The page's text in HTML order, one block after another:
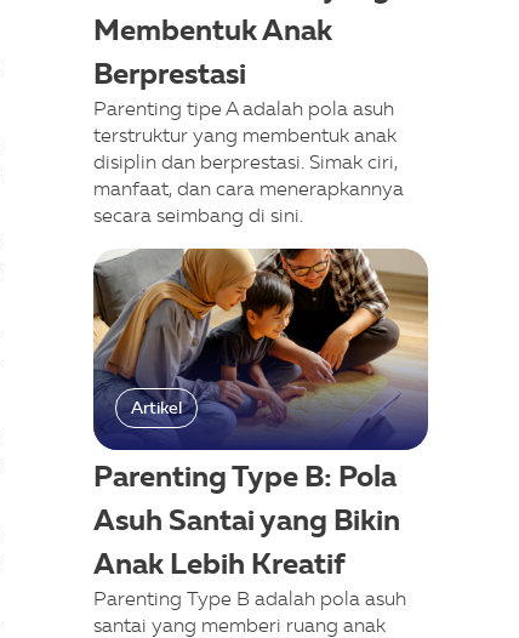
Membentuk Anak
Berprestasi
Parenting tipe A adalah pola asuh
terstruktur yang membentuk anak
disiplin dan berprestasi. Simak ciri,
manfaat, dan cara menerapkannya
secara seimbang di sini.
Artikel
Parenting Type B: Pola
Asuh Santai yang Bikin
Anak Lebih Kreatif
Parenting Type B adalah pola asuh
santai yang memberi ruang anak